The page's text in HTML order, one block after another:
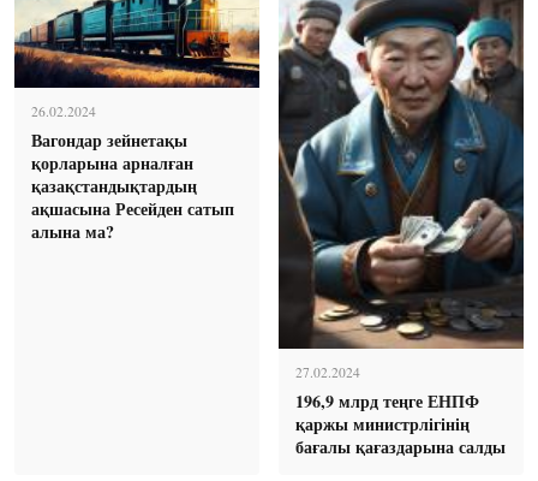
26.02.2024
Вагондар зейнетақы
қорларына арналған
қазақстандықтардың
ақшасына Ресейден сатып
алына ма?
27.02.2024
196,9 млрд теңге ЕНПФ
қаржы министрлігінің
бағалы қағаздарына салды